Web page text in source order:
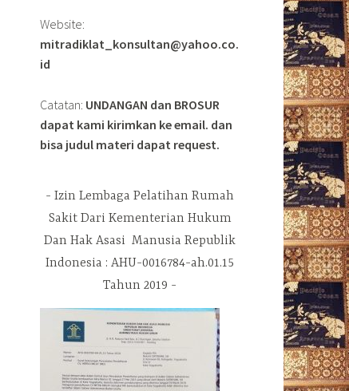
Website:
mitradiklat_konsultan@yahoo.co.
id
Catatan: UNDANGAN dan BROSUR
dapat kami kirimkan ke email. dan
bisa judul materi dapat request.
Izin Lembaga Pelatihan Rumah
Sakit Dari Kementerian Hukum
Dan Hak Asasi Manusia Republik
Indonesia : AHU-0016784-ah.01.15
Tahun 2019